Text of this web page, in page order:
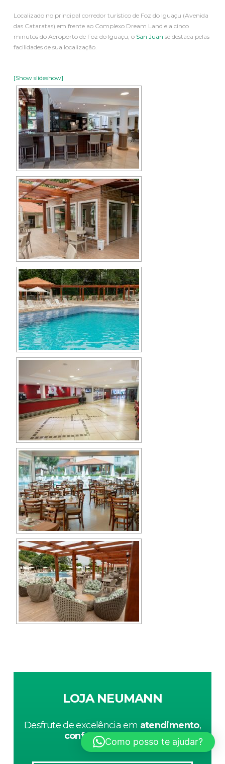
Localizado no principal corredor turístico de Foz do Iguaçu (Avenida
das Cataratas) em frente ao Complexo Dream Land e a cinco
minutos do Aeroporto de Foz do Iguaçu, o San Juan se destaca pelas
facilidades de sua localização.
[Show slideshow]
LOJA NEUMANN
Desfrute de excelência em atendimento,
confortoe
Como posso te ajudar?